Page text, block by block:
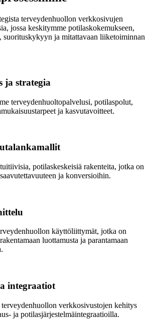
terveydenhuollon verkkosivujen
jossa keskitymme potilaskokemukseen,
suorituskykyyn ja mitattavaan liiketoiminnan
ja strategia
terveydenhuoltopalvelusi, potilaspolut,
ja kasvutavoitteet.
potilaskeskeisiä rakenteita, jotka on
ja konversioihin.
käyttöliittymät, jotka on
luottamusta ja parantamaan
integraatiot
verkkosivustojen kehitys
ja potilasjärjestelmäintegraatioilla.